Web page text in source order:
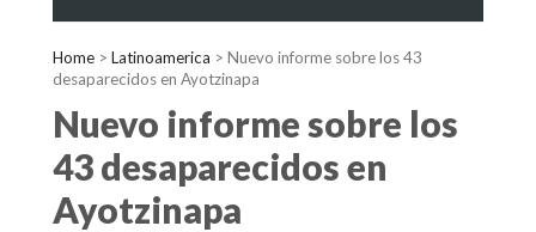
Home > Latinoamerica > Nuevo informe sobre los 43
desaparecidos en Ayotzinapa
Nuevo informe sobre los
43 desaparecidos en
Ayotzinapa